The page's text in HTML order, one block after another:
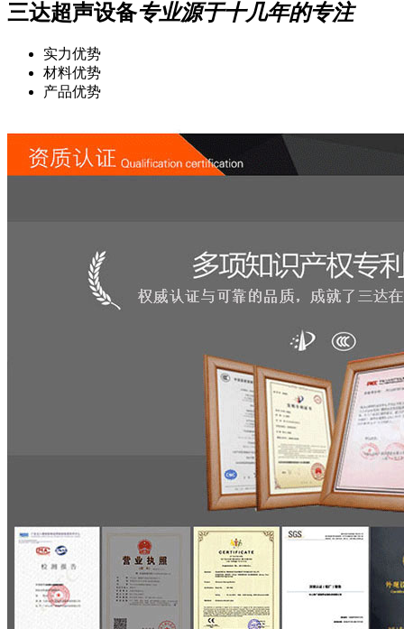
三达超声设备专业源于十几年的专注
实力优势
材料优势
产品优势